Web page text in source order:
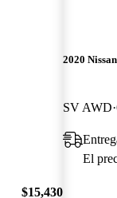
$15,430
2020
SV AWD
El